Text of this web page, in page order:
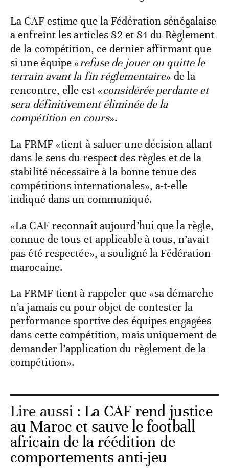
La CAF estime que la Fédération sénégalaise
a enfreint les articles 82 et 84 du Règlement
de la compétition, ce dernier affirmant que
si une équipe «refuse de jouer ou quitte le
terrain avant la fin réglementaire» de la
rencontre, elle est «considérée perdante et
sera définitivement éliminée de la
compétition en cours».
La FRMF «tient à saluer une décision allant
dans le sens du respect des règles et de la
stabilité nécessaire à la bonne tenue des
compétitions internationales», a-t-elle
indiqué dans un communiqué.
«La CAF reconnaît aujourd’hui que la règle,
connue de tous et applicable à tous, n’avait
pas été respectée», a souligné la Fédération
marocaine.
La FRMF tient à rappeler que «sa démarche
n’a jamais eu pour objet de contester la
performance sportive des équipes engagées
dans cette compétition, mais uniquement de
demander l’application du règlement de la
compétition».
Lire aussi : La CAF rend justice
au Maroc et sauve le football
africain de la réédition de
comportements anti-jeu